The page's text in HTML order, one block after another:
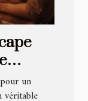
un
véritable